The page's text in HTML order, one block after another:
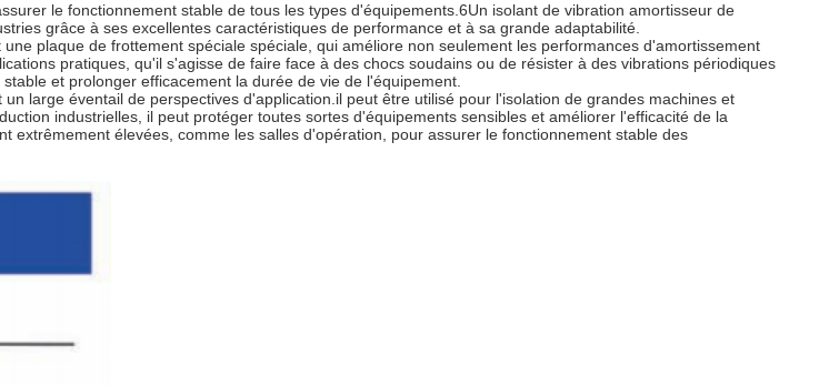
le fonctionnement stable de tous les types d'équipements.6Un isolant de vibration amortisseur de
grâce à ses excellentes caractéristiques de performance et à sa grande adaptabilité.
plaque de frottement spéciale spéciale, qui améliore non seulement les performances d'amortissement
pratiques, qu'il s'agisse de faire face à des chocs soudains ou de résister à des vibrations périodiques
et prolonger efficacement la durée de vie de l'équipement.
large éventail de perspectives d'application.il peut être utilisé pour l'isolation de grandes machines et
industrielles, il peut protéger toutes sortes d'équipements sensibles et améliorer l'efficacité de la
élevées, comme les salles d'opération, pour assurer le fonctionnement stable des